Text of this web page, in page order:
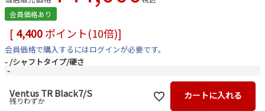
会員価格あり
[ 4,400ポイント(10倍)]
会員価格で購入するにはログインが必要です。
- シャフトタイプ/硬さ
-
Ventus TR Black7/S
残りわずか カートに入れる